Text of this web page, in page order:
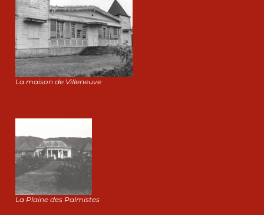
La maison de Villeneuve
La Plaine des Palmistes